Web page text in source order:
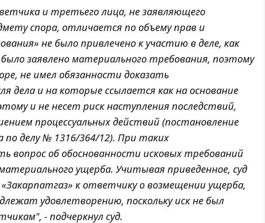
и третьего лица, не заявляющего
спора, отличается по объему прав и
не было привлечено к участию в деле, как
заявлено материального требования, поэтому
не имел обязанности доказать
дела и на которые ссылается как на основание
и не несет риск наступления последствий,
процессуальных действий (постановление
по делу № 1316/364/12). При таких
вопрос об обоснованности исковых требований
ущерба. Учитывая приведенное, суд
к ответчику о возмещении ущерба,
удовлетворению, поскольку иск не был
- подчеркнул суд.